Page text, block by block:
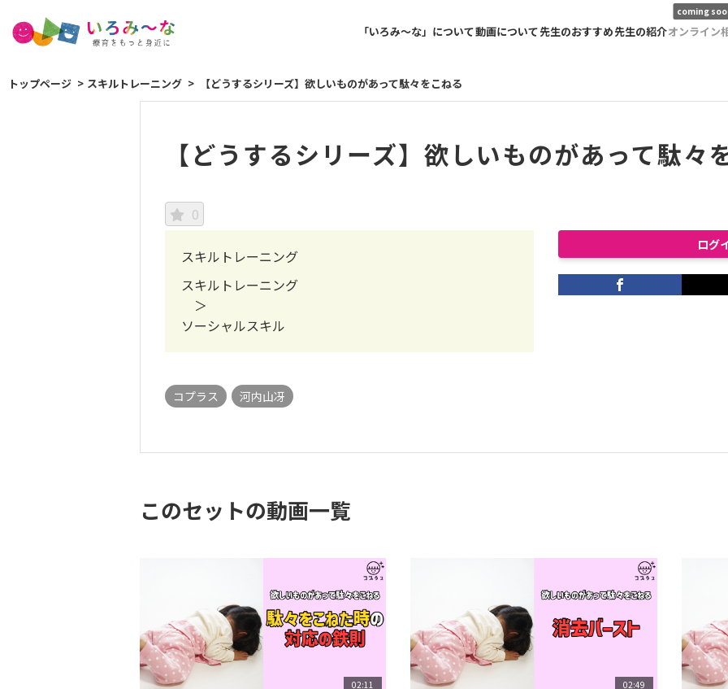
「いろみ〜な」について動画について先生のおすすめ先生の紹介オンライン
coming
トップページ スキルトレーニング 【どうするシリーズ】欲しいものがあって駄々をこねる
【どうするシリーズ】欲しいものがあって駄々
0
スキルトレーニング
スキルトレーニング
＞
ソーシャルスキル
コプラス 河内山冴
ログ
このセットの動画一覧
02:11 02:49